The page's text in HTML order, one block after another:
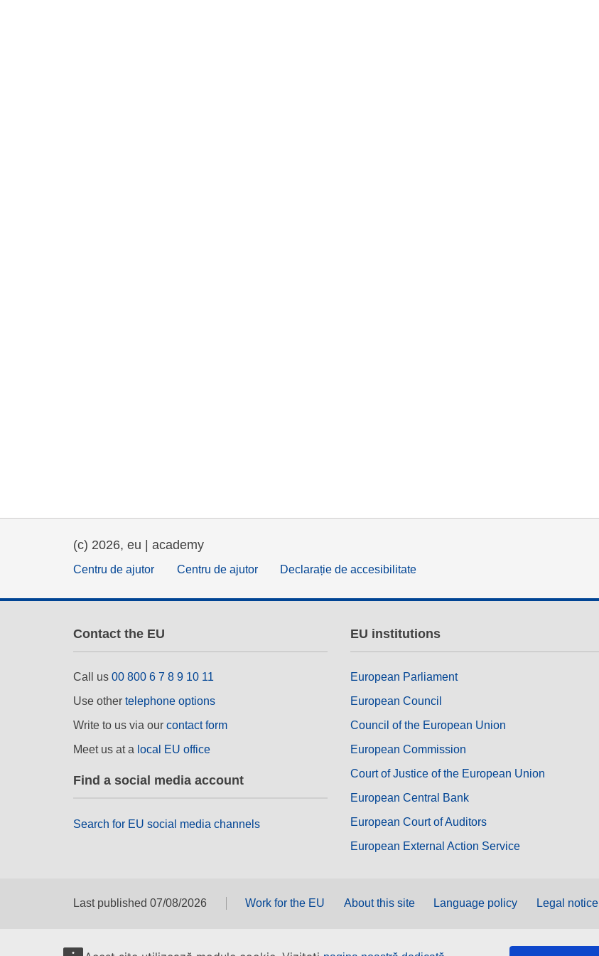
(c) 2026, eu | academy
Centru de ajutor Centru de ajutor Declarație de accesibilitate
Contact the EU
Call us 00 800 6 7 8 9 10 11
Use other telephone options
Write to us via our contact form
Meet us at a local EU office
Find a social media account
Search for EU social media channels
EU institutions
European Parliament
European Council
Council of the European Union
European Commission
Court of Justice of the European Union
European Central Bank
European Court of Auditors
European External Action Service
Last published 07/08/2026 Work for the EU About this site Language policy Legal notice